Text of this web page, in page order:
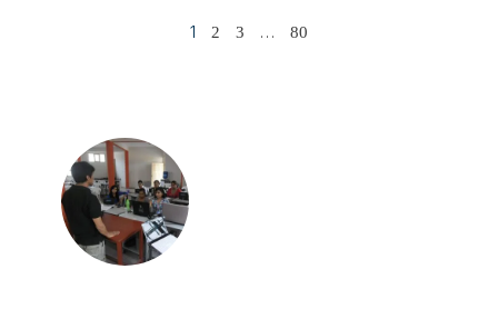
1 2 3 … 80